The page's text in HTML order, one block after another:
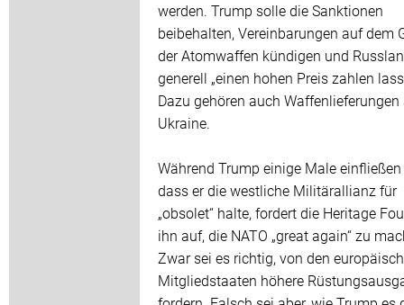
werden. Trump solle die Sanktionen
beibehalten, Vereinbarungen auf dem
der Atomwaffen kündigen und
generell „einen hohen Preis zahlen
Dazu gehören auch Waffenlieferungen
Ukraine.
Während Trump einige Male einfließen
dass er die westliche Militärallianz für
„obsolet“ halte, fordert die Heritage
ihn auf, die NATO „great again“ zu
Zwar sei es richtig, von den
Mitgliedstaaten höhere